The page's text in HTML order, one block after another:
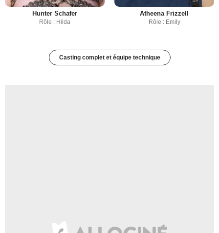
Hunter Schafer
Rôle : Hilda
Atheena Frizzell
Rôle : Emily
Casting complet et équipe technique